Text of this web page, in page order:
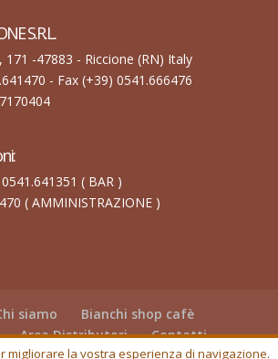
S.R.L.
171 -47883 - Riccione (RN) Italy
- Fax (+39) 0541.666476
( BAR )
( AMMINISTRAZIONE )
siamo
Bianchi shop cafè
Area Distributori Contatti
migliorare la vostra esperienza di navigazione.